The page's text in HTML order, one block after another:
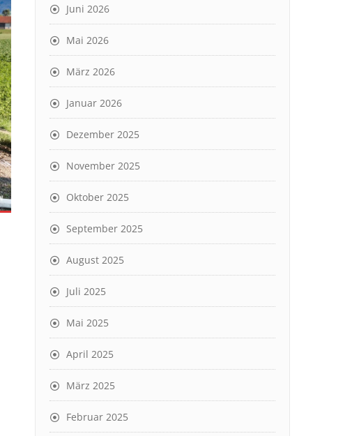
Juni 2026
Mai 2026
März 2026
Januar 2026
Dezember 2025
November 2025
Oktober 2025
September 2025
August 2025
Juli 2025
Mai 2025
April 2025
März 2025
Februar 2025